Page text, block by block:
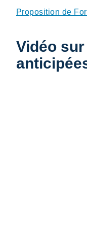
Proposition de
Vidéo